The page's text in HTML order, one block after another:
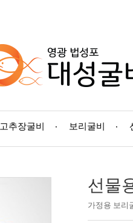
고추장굴비 보리굴비
선물
가정용 보리